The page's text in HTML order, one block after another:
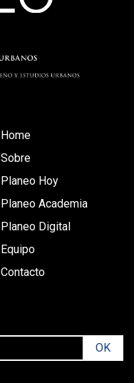
Home
Sobre
Planeo Hoy
Planeo Academia
Planeo Digital
Equipo
Contacto
OK